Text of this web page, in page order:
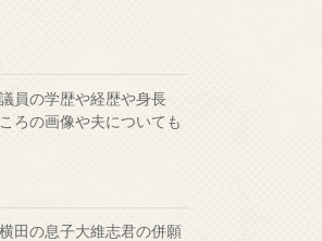
員の学歴や経歴や身長
ろの画像や夫についても
田の息子大維志君の併願